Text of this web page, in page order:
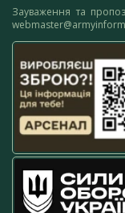
Зауваження та